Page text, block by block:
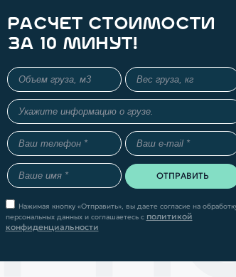
РАСЧЕТ СТОИМОСТИ
ЗА 10 МИНУТ!
Нажимая кнопку «Отправить», вы даете согласие на
персональных данных и соглашаетесь с политикой
конфиденциальности